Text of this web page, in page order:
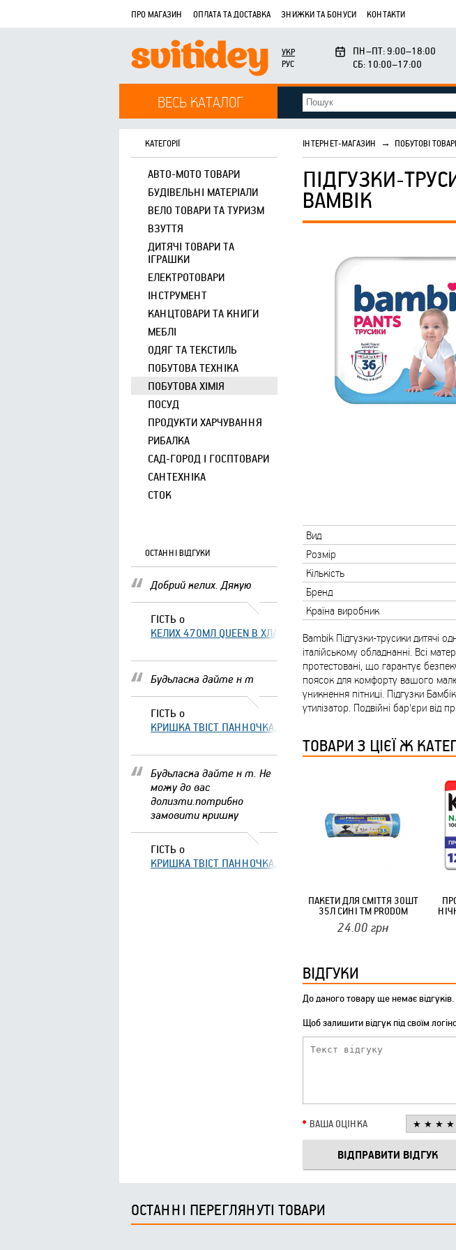
ПРО МАГАЗИН ОПЛАТА ТА ДОСТАВКА ЗНИЖКИ ТА БОНУСИ КОНТАКТИ
УКР
РУС
ПН–ПТ: 9:00–18:00
СБ: 10:00–17:00
ВЕСЬ КАТАЛОГ
КАТЕГОРІЇ
АВТО-МОТО ТОВАРИ
БУДІВЕЛЬНІ МАТЕРІАЛИ
ВЕЛО ТОВАРИ ТА ТУРИЗМ
ВЗУТТЯ
ДИТЯЧІ ТОВАРИ ТА
ІГРАШКИ
ЕЛЕКТРОТОВАРИ
ІНСТРУМЕНТ
КАНЦТОВАРИ ТА КНИГИ
МЕБЛІ
ОДЯГ ТА ТЕКСТИЛЬ
ПОБУТОВА ТЕХНІКА
ПОБУТОВА ХІМІЯ
ПОСУД
ПРОДУКТИ ХАРЧУВАННЯ
РИБАЛКА
САД-ГОРОД І ГОСПТОВАРИ
САНТЕХНІКА
СТОК
ОСТАННІ ВІДГУКИ
Добрий келих. Дякую
ГІСТЬ о
КЕЛИХ 470МЛ QUEEN В ХЛАМІНГО ТМ FARGLASS
Будьласка дайте н т
ГІСТЬ о
КРИШКА ТВІСТ ПАННОЧКА, ЩО ЗАКРУЧУЄТЬСЯ КОТИКИ (20ШТ/
Будьласка дайте н т. Не
можу до вас
долизти.потрибно
замовити кришку
ГІСТЬ о
КРИШКА ТВІСТ ПАННОЧКА, ЩО ЗАКРУЧУЄТЬСЯ КОТИКИ (20ШТ/
ІНТЕРНЕТ-МАГАЗИН → ПОБУТОВІ
ПІДГУЗКИ-
BAMBIK
Вид
Розмір
Кількість
Бренд
Країна виробник
Bambik Підгузки-трусики дитячі
італійському обладнанні. Всі
протестовані, що гарантує
поясок для комфорту вашого
уникнення пітниці. Підгузки
утилізатор. Подвійні бар'єри від
ТОВАРИ З ЦІЄЇ Ж
ПАКЕТИ ДЛЯ СМІТТЯ 30ШТ
35Л СИНІ ТМ PRODOM
24.00 грн
ВІДГУКИ
До даного товару ще немає
Щоб залишити відгук під своїм
ВАША ОЦІНКА
ОСТАННІ ПЕРЕГЛЯНУТІ ТОВАРИ